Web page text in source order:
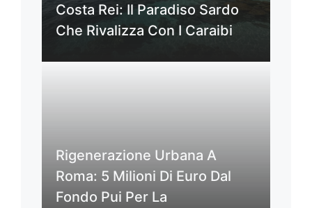
Costa Rei: Il Paradiso Sardo
Che Rivalizza Con I Caraibi
Rigenerazione Urbana A
Roma: 5 Milioni Di Euro Dal
Fondo Pui Per La